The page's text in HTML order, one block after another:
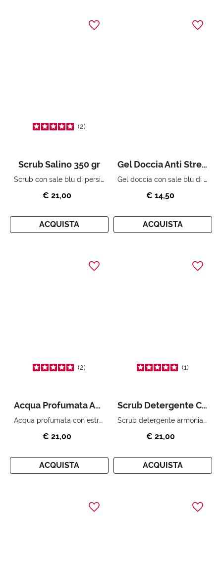
2
Scrub Salino 350 gr
Scrub con sale blu di persia ed estratto di fiordaliso.
€ 21,00
ACQUISTA
Gel Doccia Anti Stress 300 ml
Gel doccia con sale blu di persia ed estratto di fiordaliso.
€ 14,50
ACQUISTA
2
Acqua Profumata Antistress 150 ml
Acqua profumata con estratto di fiordaliso.
€ 21,00
ACQUISTA
1
Scrub Detergente Corpo 250 ml
Scrub detergente armonia zen.
€ 21,00
ACQUISTA